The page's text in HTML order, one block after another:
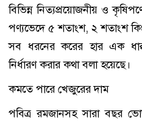
বিভিন্ন নিত্যপ্রয়োজনীয় ও
পণ্যভেদে ৫ শতাংশ, ২ শতাংশ
সব ধরনের করের হার এক
নির্ধারণ করার কথা বলা হয়েছে।
কমতে পারে খেজুরের দাম
পবিত্র রমজানসহ সারা বছর